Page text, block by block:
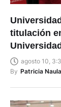
titulación
agosto 10,
By Patricia